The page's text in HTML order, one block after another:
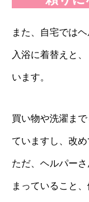
また、自宅では
入浴に着替えと
います。
買い物や洗濯ま
ていますし、改め
ただ、ヘルパー
まっていること